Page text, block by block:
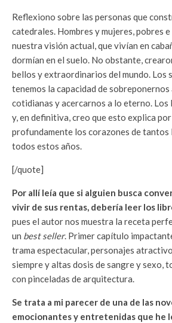
Reflexiono sobre las personas que
catedrales. Hombres y mujeres, pobres
nuestra visión actual, que vivían en
dormían en el suelo. No obstante,
bellos y extraordinarios del mundo. Los
tenemos la capacidad de
cotidianas y acercarnos a lo eterno.
y, en definitiva, creo que esto explica
profundamente los corazones de
todos estos años.
[/quote]
Por allí leía que si alguien busca
vivir de sus rentas, debería leer los
pues el autor nos muestra la receta
un best seller. Primer capítulo
trama espectacular, personajes
siempre y altas dosis de sangre y sexo,
con pinceladas de arquitectura.
Se trata a mi parecer de una de las
emocionantes y entretenidas que he